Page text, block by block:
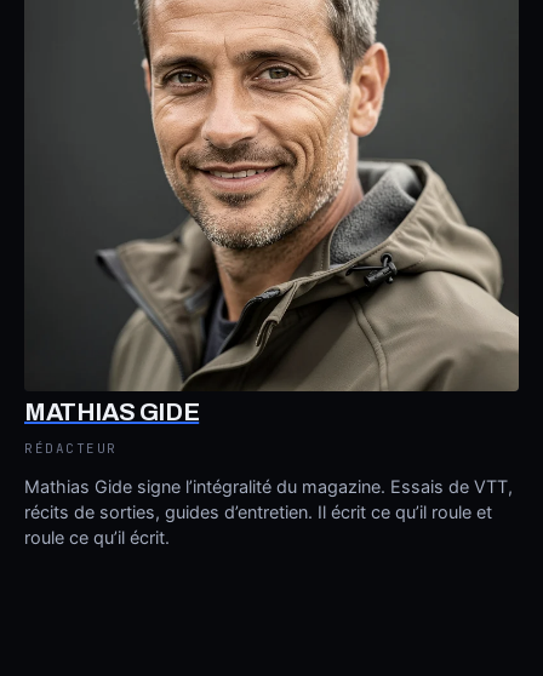
MATHIAS GIDE
RÉDACTEUR
Mathias Gide signe l’intégralité du magazine. Essais de VTT,
récits de sorties, guides d’entretien. Il écrit ce qu’il roule et
roule ce qu’il écrit.